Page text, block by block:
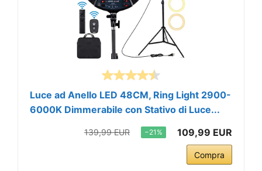
Luce ad Anello LED 48CM, Ring Light 2900-
6000K Dimmerabile con Stativo di Luce...
139,99 EUR −21% 109,99 EUR
Compra